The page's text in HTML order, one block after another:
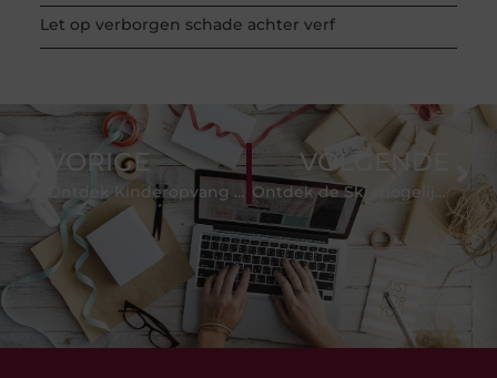
Let op verborgen schade achter verf
VORIGE
Ontdek Kinderopvang Den Haag Het Beste voor Uw Kind
VOLGENDE
Ontdek de Ski-mogelijkheden in Almere: Tips en Veelgestelde Vragen